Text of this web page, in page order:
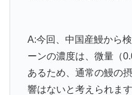
A:今回、中国産鰻から
ーンの濃度は、微量（
あるため、通常の鰻の
響はないと考えられます